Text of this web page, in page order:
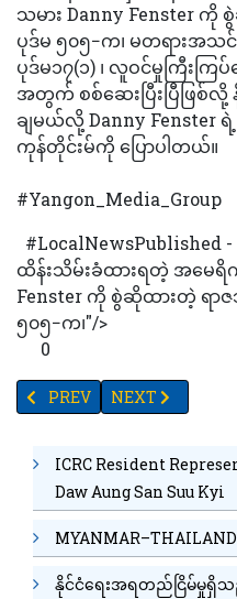
သမား Danny Fenster
ပုဒ်မ ၅၀၅−က၊ မတရားအ
ပုဒ်မ၁၇(၁) ၊ လူဝင်မှုကြီးကြ
အတွက် စစ်ဆေးပြီးပြီဖြစ်
ချမယ်လို့ Danny Fenster
ကုန်တိုင်းမ်ကို ပြောပါတယ်။
#Yangon_Media_Group
#LocalNewsPublished
ထိန်းသိမ်းခံထားရတဲ့ အမေရိ
Fenster ကို စွဲဆိုထားတဲ့ ရာ
၅၀၅−က၊"/>
0
PREVIOUS ARTICLE: ခ
PREV NEXT
NEXT
ICRC Resident
Daw Aung San Suu Kyi
နိုင်ငံရေးအရတည်ငြိမ်မှု